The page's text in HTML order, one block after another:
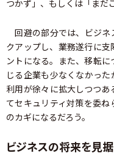
つかず」、もしくは「まだ
回避の部分では、ビジネ
クアップし、業務遂行に
ントになる。また、移転
じる企業も少なくなかった
利用が徐々に拡大しつつ
てセキュリティ対策を委
のカギになるだろう。
ビジネスの将来を見